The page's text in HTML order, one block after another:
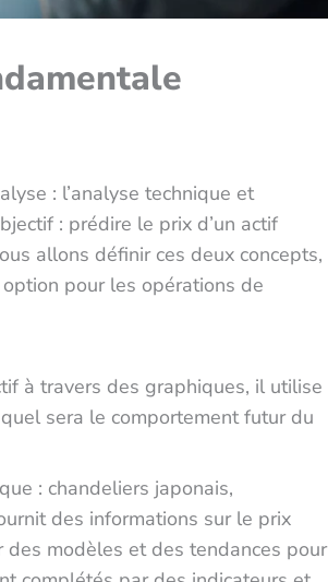
: l’analyse technique et
: prédire le prix d’un actif
allons définir ces deux concepts,
pour les opérations de
à travers des graphiques, il utilise
sera le comportement futur du
: chandeliers japonais,
des informations sur le prix
des modèles et des tendances pour